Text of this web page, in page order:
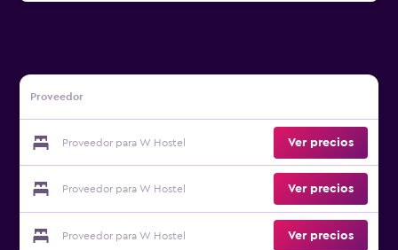
Proveedor
Proveedor para W Hostel Ver precios
Proveedor para W Hostel Ver precios
Proveedor para W Hostel Ver precios